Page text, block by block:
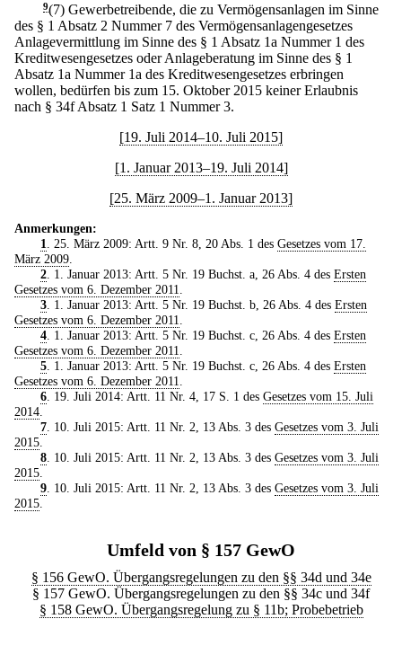
9(7) Gewerbetreibende, die zu Vermögensanlagen im Sinne
des § 1 Absatz 2 Nummer 7 des Vermögensanlagengesetzes
Anlagevermittlung im Sinne des § 1 Absatz 1a Nummer 1 des
Kreditwesengesetzes oder Anlageberatung im Sinne des § 1
Absatz 1a Nummer 1a des Kreditwesengesetzes erbringen
wollen, bedürfen bis zum 15. Oktober 2015 keiner Erlaubnis
nach § 34f Absatz 1 Satz 1 Nummer 3.
[19. Juli 2014–10. Juli 2015]
[1. Januar 2013–19. Juli 2014]
[25. März 2009–1. Januar 2013]
Anmerkungen:
1
. 25. März 2009: Artt. 9 Nr. 8, 20 Abs. 1 des Gesetzes vom 17.
März 2009
2. 1. Januar 2013: Artt. 5 Nr. 19 Buchst. a, 26 Abs. 4 des Ersten
Gesetzes vom 6. Dezember 2011
3. 1. Januar 2013: Artt. 5 Nr. 19 Buchst. b, 26 Abs. 4 des Ersten
Gesetzes vom 6. Dezember 2011
4. 1. Januar 2013: Artt. 5 Nr. 19 Buchst. c, 26 Abs. 4 des Ersten
Gesetzes vom 6. Dezember 2011
5. 1. Januar 2013: Artt. 5 Nr. 19 Buchst. c, 26 Abs. 4 des Ersten
Gesetzes vom 6. Dezember 2011
6. 19. Juli 2014: Artt. 11 Nr. 4, 17 S. 1 des Gesetzes vom 15. Juli
2014
7. 10. Juli 2015: Artt. 11 Nr. 2, 13 Abs. 3 des Gesetzes vom 3. Juli
2015
8. 10. Juli 2015: Artt. 11 Nr. 2, 13 Abs. 3 des Gesetzes vom 3. Juli
2015
9. 10. Juli 2015: Artt. 11 Nr. 2, 13 Abs. 3 des Gesetzes vom 3. Juli
2015
Umfeld von § 157 GewO
§ 156 GewO. Übergangsregelungen zu den §§ 34d und 34e
§ 157 GewO. Übergangsregelungen zu den §§ 34c und 34f
§ 158 GewO. Übergangsregelung zu § 11b; Probebetrieb